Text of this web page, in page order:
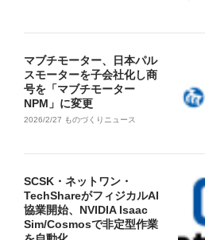
マブチモーター、日本パル
スモーターを子会社化し商
号を「マブチモーター
NPM」に変更
2026/2/27 ものづくりニュース
SCSK・ネットワン・
TechShareがフィジカルAI
協業開始、NVIDIA Isaac
Sim/Cosmosで非定型作業